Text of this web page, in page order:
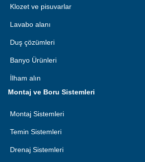
Klozet ve pisuvarlar
Lavabo alanı
Duş çözümleri
Banyo Ürünleri
İlham alın
Montaj ve Boru Sistemleri
Montaj Sistemleri
Temin Sistemleri
Drenaj Sistemleri